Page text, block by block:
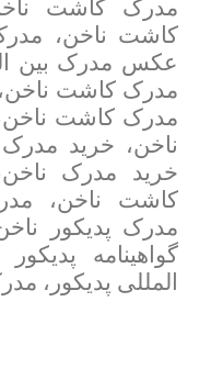
مدرک کاشت
کاشت ناخن،
عکس مدرک بین
مدرک کاشت
مدرک کاشت
ناخن، خرید
خرید مدرک
کاشت ناخن،
مدرک پدیکور
گواهینامه
المللی پدیکور،